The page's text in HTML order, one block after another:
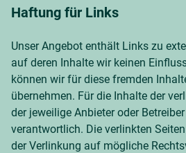
Haftung für Links
Unser Angebot enthält Links zu
auf deren Inhalte wir keinen
können wir für diese fremden
übernehmen. Für die Inhalte der
der jeweilige Anbieter oder
verantwortlich. Die verlinkten
der Verlinkung auf mögliche